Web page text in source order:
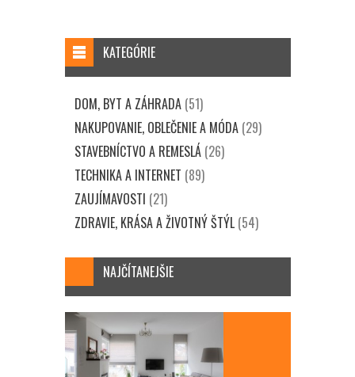
KATEGÓRIE
DOM, BYT A ZÁHRADA(51)
NAKUPOVANIE, OBLEČENIE A MÓDA(29)
STAVEBNÍCTVO A REMESLÁ(26)
TECHNIKA A INTERNET (89)
ZAUJÍMAVOSTI (21)
ZDRAVIE, KRÁSA A ŽIVOTNÝ ŠTÝL(54)
NAJČÍTANEJŠIE